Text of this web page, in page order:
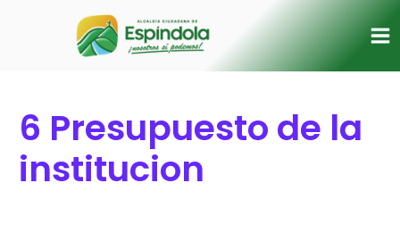
6 Presupuesto de la
institucion